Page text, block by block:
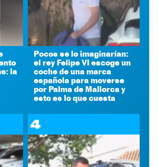
la
Pocos se lo imaginarían:
el rey Felipe VI escoge un
coche de una marca
española para moverse
por Palma de Mallorca y
esto es lo que cuesta
4